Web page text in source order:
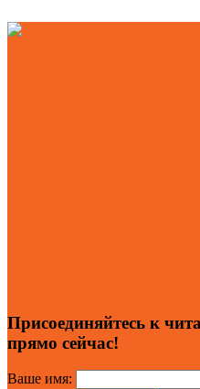
Присоединяйтесь к
прямо сейчас!
Ваше имя: